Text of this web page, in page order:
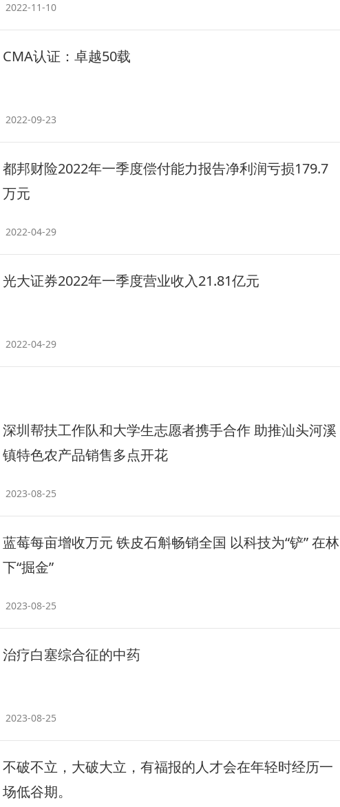
2022-11-10
CMA认证：卓越50载
2022-09-23
都邦财险2022年一季度偿付能力报告净利润亏损179.7
万元
2022-04-29
光大证券2022年一季度营业收入21.81亿元
2022-04-29
深圳帮扶工作队和大学生志愿者携手合作 助推汕头河溪
镇特色农产品销售多点开花
2023-08-25
蓝莓每亩增收万元 铁皮石斛畅销全国 以科技为“铲” 在林
下“掘金”
2023-08-25
治疗白塞综合征的中药
2023-08-25
不破不立，大破大立，有福报的人才会在年轻时经历一
场低谷期。